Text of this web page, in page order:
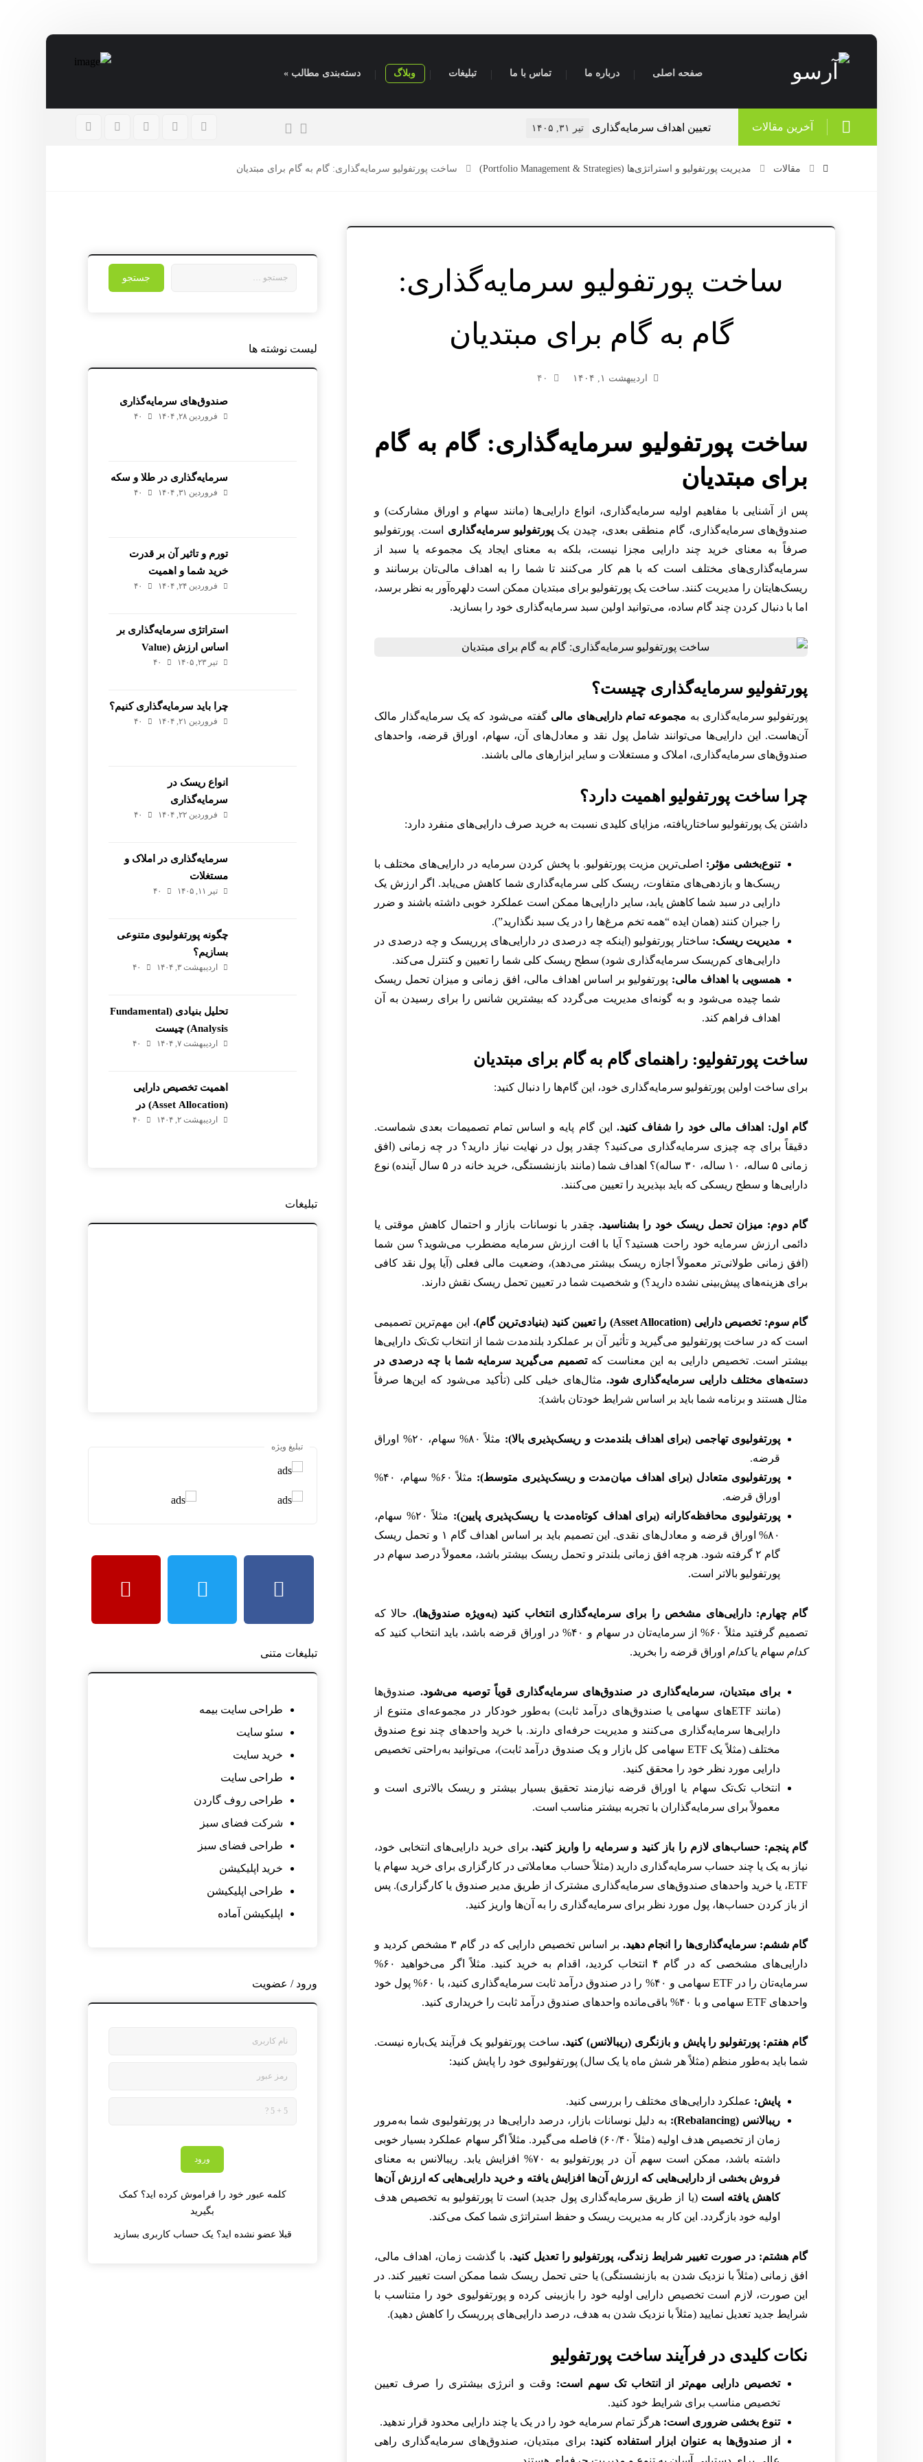
صفحه اصلی درباره ما تماس با ما تبلیغات وبلاگ دسته‌بندی مطالب »
آخرین مقالات تعیین اهداف سرمایه‌گذاری تیر ۳۱, ۱۴۰۵ اهمیت برنامه‌ریزی مالی قبل از سرمایه‌گذاری تیر ۲۹, ۱۴۰۵
مقالات مدیریت پورتفولیو و استراتژی‌ها (Portfolio Management & Strategies) ساخت پورتفولیو سرمایه‌گذاری: گام به گام برای مبتدیان
ساخت پورتفولیو سرمایه‌گذاری:
گام به گام برای مبتدیان
اردیبهشت ۱, ۱۴۰۴ ۴۰
ساخت پورتفولیو سرمایه‌گذاری: گام به گام
برای مبتدیان
پس از آشنایی با مفاهیم اولیه سرمایه‌گذاری، انواع دارایی‌ها (مانند سهام و اوراق مشارکت) و
صندوق‌های سرمایه‌گذاری، گام منطقی بعدی، چیدن یکپورتفولیو سرمایه‌گذاری است. پورتفولیو
صرفاً به معنای خرید چند دارایی مجزا نیست، بلکه به معنای ایجاد یک مجموعه یا سبد از
سرمایه‌گذاری‌های مختلف است که با هم کار می‌کنند تا شما را به اهداف مالی‌تان برسانند و
ریسک‌هایتان را مدیریت کنند. ساخت یک پورتفولیو برای مبتدیان ممکن است دلهره‌آور به نظر برسد،
اما با دنبال کردن چند گام ساده، می‌توانید اولین سبد سرمایه‌گذاری خود را بسازید.
پورتفولیو سرمایه‌گذاری چیست؟
پورتفولیو سرمایه‌گذاری به مجموعه تمام دارایی‌های مالی گفته می‌شود که یک سرمایه‌گذار مالک
آن‌هاست. این دارایی‌ها می‌توانند شامل پول نقد و معادل‌های آن، سهام، اوراق قرضه، واحدهای
صندوق‌های سرمایه‌گذاری، املاک و مستغلات و سایر ابزارهای مالی باشند.
چرا ساخت پورتفولیو اهمیت دارد؟
داشتن یک پورتفولیو ساختاریافته، مزایای کلیدی نسبت به خرید صرف دارایی‌های منفرد دارد:
تنوع‌بخشی مؤثر: اصلی‌ترین مزیت پورتفولیو. با پخش کردن سرمایه در دارایی‌های مختلف با
ریسک‌ها و بازدهی‌های متفاوت، ریسک کلی سرمایه‌گذاری شما کاهش می‌یابد. اگر ارزش یک
دارایی در سبد شما کاهش یابد، سایر دارایی‌ها ممکن است عملکرد خوبی داشته باشند و ضرر
را جبران کنند (همان ایده “همه تخم مرغ‌ها را در یک سبد نگذارید”).
مدیریت ریسک: ساختار پورتفولیو (اینکه چه درصدی در دارایی‌های پرریسک و چه درصدی در
دارایی‌های کم‌ریسک سرمایه‌گذاری شود) سطح ریسک کلی شما را تعیین و کنترل می‌کند.
همسویی با اهداف مالی: پورتفولیو بر اساس اهداف مالی، افق زمانی و میزان تحمل ریسک
شما چیده می‌شود و به گونه‌ای مدیریت می‌گردد که بیشترین شانس را برای رسیدن به آن
اهداف فراهم کند.
ساخت پورتفولیو: راهنمای گام به گام برای مبتدیان
برای ساخت اولین پورتفولیو سرمایه‌گذاری خود، این گام‌ها را دنبال کنید:
گام اول: اهداف مالی خود را شفاف کنید. این گام پایه و اساس تمام تصمیمات بعدی شماست.
دقیقاً برای چه چیزی سرمایه‌گذاری می‌کنید؟ چقدر پول در نهایت نیاز دارید؟ در چه زمانی (افق
زمانی ۵ ساله، ۱۰ ساله، ۳۰ ساله)؟ اهداف شما (مانند بازنشستگی، خرید خانه در ۵ سال آینده) نوع
دارایی‌ها و سطح ریسکی که باید بپذیرید را تعیین می‌کنند.
گام دوم: میزان تحمل ریسک خود را بشناسید. چقدر با نوسانات بازار و احتمال کاهش موقتی یا
دائمی ارزش سرمایه خود راحت هستید؟ آیا با افت ارزش سرمایه مضطرب می‌شوید؟ سن شما
(افق زمانی طولانی‌تر معمولاً اجازه ریسک بیشتر می‌دهد)، وضعیت مالی فعلی (آیا پول نقد کافی
برای هزینه‌های پیش‌بینی نشده دارید؟) و شخصیت شما در تعیین تحمل ریسک نقش دارند.
گام سوم: تخصیص دارایی (Asset Allocation) را تعیین کنید (بنیادی‌ترین گام).
این مهم‌ترین تصمیمی
است که در ساخت پورتفولیو می‌گیرید و تأثیر آن بر عملکرد بلندمدت شما از انتخاب تک‌تک دارایی‌ها
بیشتر است. تخصیص دارایی به این معناست کهتصمیم می‌گیرید سرمایه شما با چه درصدی در
دسته‌های مختلف دارایی سرمایه‌گذاری شود. مثال‌های خیلی کلی (تأکید می‌شود که این‌ها صرفاً
مثال هستند و برنامه شما باید بر اساس شرایط خودتان باشد):
پورتفولیوی تهاجمی (برای اهداف بلندمدت و ریسک‌پذیری بالا):
مثلاً ۸۰% سهام، ۲۰% اوراق
قرضه.
پورتفولیوی متعادل (برای اهداف میان‌مدت و ریسک‌پذیری متوسط):
مثلاً ۶۰% سهام، ۴۰%
اوراق قرضه.
پورتفولیوی محافظه‌کارانه (برای اهداف کوتاه‌مدت یا ریسک‌پذیری پایین):
مثلاً ۲۰% سهام،
۸۰% اوراق قرضه و معادل‌های نقدی. این تصمیم باید بر اساس اهداف گام ۱ و تحمل ریسک
گام ۲ گرفته شود. هرچه افق زمانی بلندتر و تحمل ریسک بیشتر باشد، معمولاً درصد سهام در
پورتفولیو بالاتر است.
گام چهارم: دارایی‌های مشخص را برای سرمایه‌گذاری انتخاب کنید (به‌ویژه صندوق‌ها). حالا که
تصمیم گرفتید مثلاً ۶۰% از سرمایه‌تان در سهام و ۴۰% در اوراق قرضه باشد، باید انتخاب کنید که
کدام سهام یاکدام اوراق قرضه را بخرید.
برای مبتدیان، سرمایه‌گذاری در صندوق‌های سرمایه‌گذاری قویاً توصیه می‌شود. صندوق‌ها
(مانند ETFهای سهامی یا صندوق‌های درآمد ثابت) به‌طور خودکار در مجموعه‌ای متنوع از
دارایی‌ها سرمایه‌گذاری می‌کنند و مدیریت حرفه‌ای دارند. با خرید واحدهای چند نوع صندوق
مختلف (مثلاً یک ETF سهامی کل بازار و یک صندوق درآمد ثابت)، می‌توانید به‌راحتی تخصیص
دارایی مورد نظر خود را محقق کنید.
انتخاب تک‌تک سهام یا اوراق قرضه نیازمند تحقیق بسیار بیشتر و ریسک بالاتری است و
معمولاً برای سرمایه‌گذاران با تجربه بیشتر مناسب است.
گام پنجم: حساب‌های لازم را باز کنید و سرمایه را واریز کنید.برای خرید دارایی‌های انتخابی خود،
نیاز به یک یا چند حساب سرمایه‌گذاری دارید (مثلاً حساب معاملاتی در کارگزاری برای خرید سهام یا
ETF، یا خرید واحدهای صندوق‌های سرمایه‌گذاری مشترک از طریق مدیر صندوق یا کارگزاری). پس
از باز کردن حساب‌ها، پول مورد نظر برای سرمایه‌گذاری را به آن‌ها واریز کنید.
گام ششم: سرمایه‌گذاری‌ها را انجام دهید.
بر اساس تخصیص دارایی که در گام ۳ مشخص کردید و
دارایی‌های مشخصی که در گام ۴ انتخاب کردید، اقدام به خرید کنید. مثلاً اگر می‌خواهید ۶۰%
سرمایه‌تان را در ETF سهامی و ۴۰% را در صندوق درآمد ثابت سرمایه‌گذاری کنید، با ۶۰% پول خود
واحدهای ETF سهامی و با ۴۰% باقی‌مانده واحدهای صندوق درآمد ثابت را خریداری کنید.
گام هفتم: پورتفولیو را پایش و بازنگری (ریبالانس) کنید. ساخت پورتفولیو یک فرآیند یک‌باره نیست.
شما باید به‌طور منظم (مثلاً هر شش ماه یا یک سال) پورتفولیوی خود را پایش کنید:
پایش: عملکرد دارایی‌های مختلف را بررسی کنید.
ریبالانس (Rebalancing):
به دلیل نوسانات بازار، درصد دارایی‌ها در پورتفولیوی شما به‌مرور
زمان از تخصیص هدف اولیه (مثلاً ۶۰/۴۰) فاصله می‌گیرد. مثلاً اگر سهام عملکرد بسیار خوبی
داشته باشد، ممکن است سهم آن در پورتفولیو به ۷۰% افزایش یابد. ریبالانس به معنای
فروش بخشی از دارایی‌هایی که ارزش آن‌ها افزایش یافته و خرید دارایی‌هایی که ارزش آن‌ها
کاهش یافته است (یا از طریق سرمایه‌گذاری پول جدید) است تا پورتفولیو به تخصیص هدف
اولیه خود بازگردد. این کار به مدیریت ریسک و حفظ استراتژی شما کمک می‌کند.
گام هشتم: در صورت تغییر شرایط زندگی، پورتفولیو را تعدیل کنید. با گذشت زمان، اهداف مالی،
افق زمانی (مثلاً با نزدیک شدن به بازنشستگی) یا حتی تحمل ریسک شما ممکن است تغییر کند. در
این صورت، لازم است تخصیص دارایی اولیه خود را بازبینی کرده و پورتفولیوی خود را متناسب با
شرایط جدید تعدیل نمایید (مثلاً با نزدیک شدن به هدف، درصد دارایی‌های پرریسک را کاهش دهید).
نکات کلیدی در فرآیند ساخت پورتفولیو
تخصیص دارایی مهم‌تر از انتخاب تک سهم است: وقت و انرژی بیشتری را صرف تعیین
تخصیص مناسب برای شرایط خود کنید.
تنوع بخشی ضروری است: هرگز تمام سرمایه خود را در یک یا چند دارایی محدود قرار ندهید.
از صندوق‌ها به عنوان ابزار استفاده کنید: برای مبتدیان، صندوق‌های سرمایه‌گذاری راهی
جستجو
لیست نوشته ها
صندوق‌های سرمایه‌گذاری
فروردین ۲۸, ۱۴۰۴ ۴۰
سرمایه‌گذاری در طلا و سکه
فروردین ۳۱, ۱۴۰۴ ۴۰
تورم و تاثیر آن بر قدرت
خرید شما و اهمیت
سرمایه‌گذاری
فروردین ۲۴, ۱۴۰۴ ۴۰
استراتژی سرمایه‌گذاری بر
اساس ارزش (Value
Investing)
تیر ۲۳, ۱۴۰۵ ۴۰
چرا باید سرمایه‌گذاری کنیم؟
فروردین ۲۱, ۱۴۰۴ ۴۰
انواع ریسک در
سرمایه‌گذاری
فروردین ۲۲, ۱۴۰۴ ۴۰
سرمایه‌گذاری در املاک و
مستغلات
تیر ۱۱, ۱۴۰۵ ۴۰
چگونه پورتفولیوی متنوعی
بسازیم؟
اردیبهشت ۳, ۱۴۰۴ ۴۰
تحلیل بنیادی (Fundamental
Analysis) چیست
اردیبهشت ۷, ۱۴۰۴ ۴۰
اهمیت تخصیص دارایی
(Asset Allocation) در
ساخت پورتفولیو
اردیبهشت ۲, ۱۴۰۴ ۴۰
تبلیغات
تبلیغ ویژه
تبلیغات متنی
طراحی سایت بیمه
سئو سایت
خرید سایت
طراحی سایت
طراحی روف گاردن
شرکت فضای سبز
طراحی فضای سبز
خرید اپلیکیشن
طراحی اپلیکیشن
اپلیکیشن آماده
ورود / عضویت
کلمه عبور خود را فراموش کرده اید؟ کمک
بگیرید
قبلا عضو نشده اید؟ یک حساب کاربری بسازید